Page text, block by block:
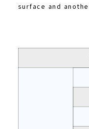
surface and